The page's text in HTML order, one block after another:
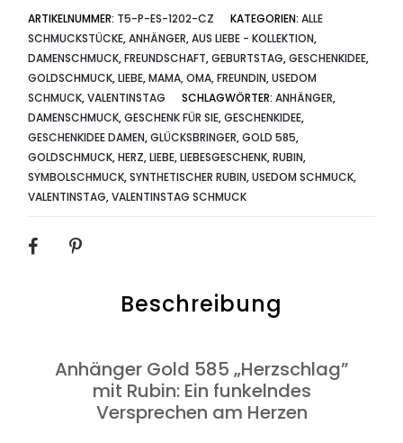
ARTIKELNUMMER: T5-P-ES-1202-CZ KATEGORIEN:ALLE
SCHMUCKSTÜCKE,ANHÄNGER,AUS LIEBE - KOLLEKTION,
DAMENSCHMUCK,FREUNDSCHAFT,GEBURTSTAG,GESCHENKIDEE,
GOLDSCHMUCK,LIEBE,MAMA, OMA, FREUNDIN,USEDOM
SCHMUCK,VALENTINSTAG SCHLAGWÖRTER:ANHÄNGER,
DAMENSCHMUCK,GESCHENK FÜR SIE,GESCHENKIDEE,
GESCHENKIDEE DAMEN,GLÜCKSBRINGER,GOLD 585,
GOLDSCHMUCK,HERZ,LIEBE,LIEBESGESCHENK,RUBIN,
SYMBOLSCHMUCK,SYNTHETISCHER RUBIN,USEDOM SCHMUCK,
VALENTINSTAG,VALENTINSTAG SCHMUCK
SHARE
Beschreibung
Anhänger Gold 585 „Herzschlag”
mit Rubin: Ein funkelndes
Versprechen am Herzen